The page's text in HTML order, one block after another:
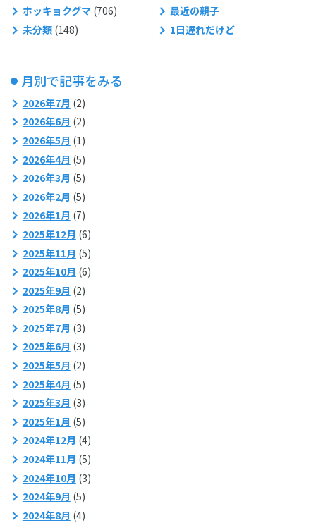
ホッキョクグマ (706)
未分類(148)
最近の親子
1日遅れだけど
月別で記事をみる
2026年7月 (2)
2026年6月 (2)
2026年5月 (1)
2026年4月 (5)
2026年3月 (5)
2026年2月 (5)
2026年1月 (7)
2025年12月 (6)
2025年11月 (5)
2025年10月 (6)
2025年9月 (2)
2025年8月 (5)
2025年7月 (3)
2025年6月 (3)
2025年5月 (2)
2025年4月 (5)
2025年3月 (3)
2025年1月 (5)
2024年12月 (4)
2024年11月 (5)
2024年10月 (3)
2024年9月 (5)
2024年8月 (4)